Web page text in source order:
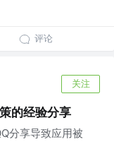
评论
关注
的经验分享
分享导致应用被